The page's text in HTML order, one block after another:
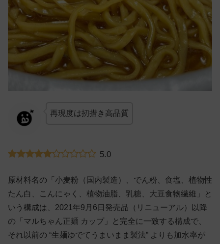
再現度は扨措き高品質
5.0
原材料名の「小麦粉（国内製造）、でん粉、食塩、植物性
たん白、こんにゃく、植物油脂、乳糖、大豆食物繊維」と
いう構成は、2021年9月6日発売品（リニューアル）以降
の「マルちゃん正麺 カップ」と完全に一致する構成で、
それ以前の “生麺ゆでてうまいまま製法” よりも加水率が